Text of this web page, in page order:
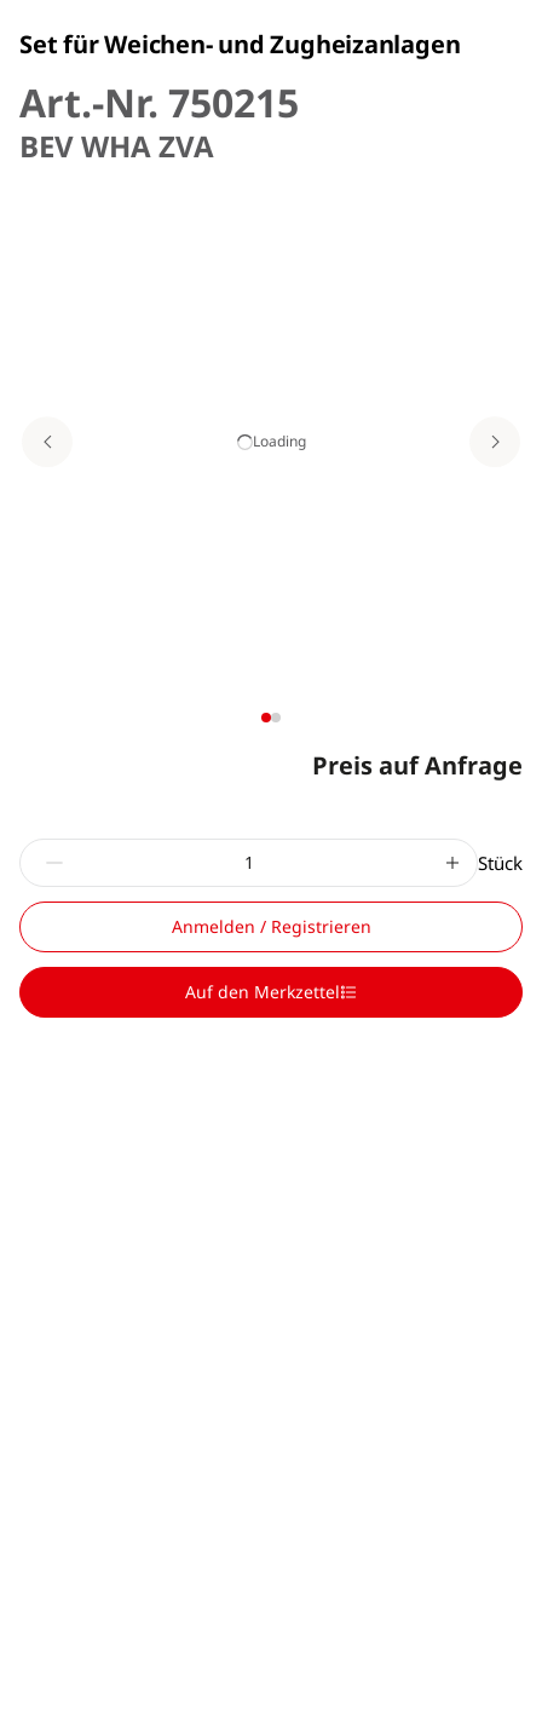
Set für Weichen- und Zugheizanlagen
Art.-Nr. 750215
BEV WHA ZVA
Loading
Preis auf Anfrage
Stück
Anmelden / Registrieren
Auf den Merkzettel